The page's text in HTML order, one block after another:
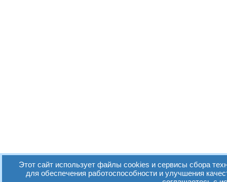
Этот сайт использует файлы cookies и сервисы сбора
для обеспечения работоспособности и улучшения